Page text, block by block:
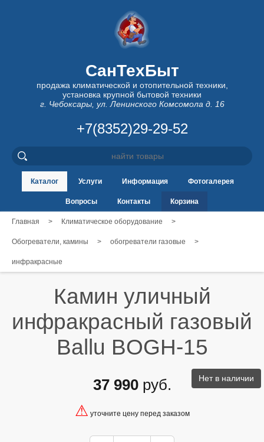
СанТехБыт
продажа климатической и отопительной техники,
установка крупной бытовой техники
г. Чебоксары, ул. Ленинского Комсомола д. 16
+7(8352)29-29-52
Каталог Услуги Информация Фотогалерея
Вопросы Контакты Корзина
Главная > Климатическое оборудование >
Обогреватели, камины > обогреватели газовые >
инфракрасные
Камин уличный
инфракрасный газовый
Ballu BOGH-15
Нет в наличии
37 990руб.
⚠ уточните цену перед заказом